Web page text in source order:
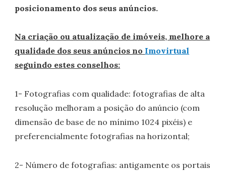
posicionamento dos seus anúncios.
Na criação ou atualização de imóveis, melhore a
qualidade dos seus anúncios no Imovirtual
seguindo estes conselhos:
1- Fotografias com qualidade: fotografias de alta
resolução melhoram a posição do anúncio (com
dimensão de base de no mínimo 1024 pixéis) e
preferencialmente fotografias na horizontal;
2- Número de fotografias: antigamente os portais